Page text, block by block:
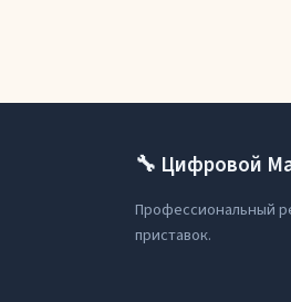
🔧 Цифровой
Профессиональный
приставок.